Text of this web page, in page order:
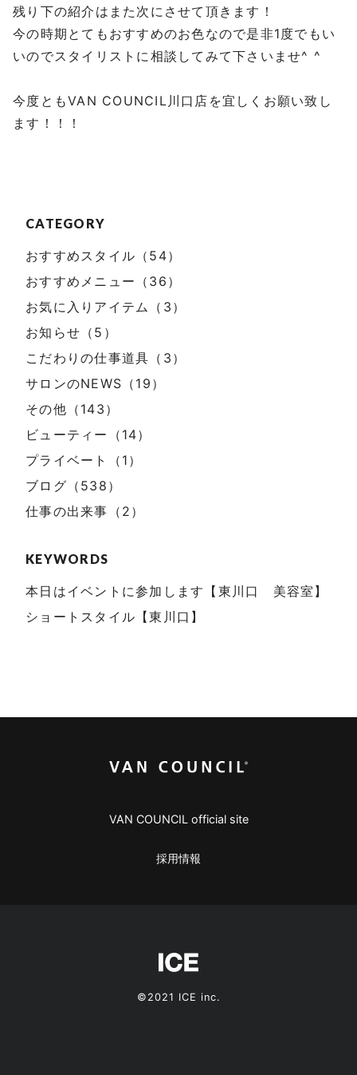
CATEGORY
おすすめスタイル（54）
おすすめメニュー（36）
お気に入りアイテム（3）
お知らせ（5）
こだわりの仕事道具（3）
サロンのNEWS（19）
その他（143）
ビューティー（14）
プライベート（1）
ブログ（538）
仕事の出来事（2）
KEYWORDS
本日はイベントに参加します【東川口 美容室】
ショートスタイル【東川口】
残り下の紹介はまた次にさせて頂きます！
今の時期とてもおすすめのお色なので是非1度でもい
いのでスタイリストに相談してみて下さいませ^ ^
今度ともVAN COUNCIL川口店を宜しくお願い致し
ます！！！
VAN COUNCIL official site
採用情報
©2021 ICE inc.